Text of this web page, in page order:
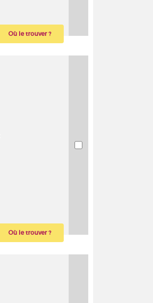
Où le trouver ?
Où le trouver ?